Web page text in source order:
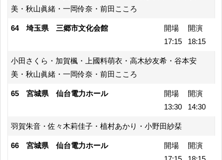
美・秋山眞緒・一岡伶奈・前田こころ
64 埼玉県 三郷市文化会館
開場
17:15
開演
18:15
小田さくら・加賀楓・上國料萌衣・高木紗友希・谷本安
美・秋山眞緒・一岡伶奈・前田こころ
65 宮城県 仙台電力ホール
開場
13:30
開演
14:30
羽賀朱音・佐々木莉佳子・植村あかり・小野田紗栞
66 宮城県 仙台電力ホール
開場
開演